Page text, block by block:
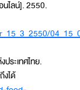
นไลน์]. 2550.
ระเทศไทย.
งได้